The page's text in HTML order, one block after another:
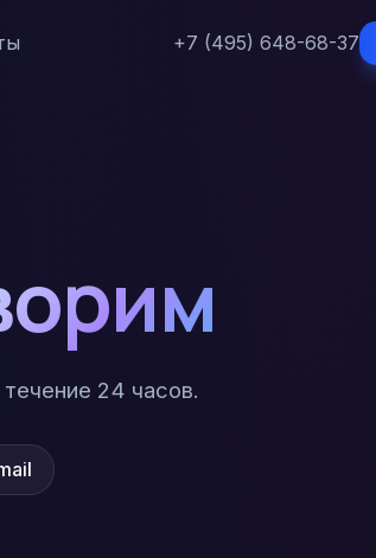
+7 (495) 648-68-37
24 часов.